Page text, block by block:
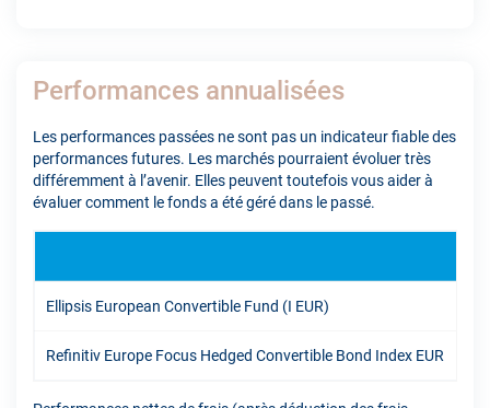
Performances annualisées
Les performances passées ne sont pas un indicateur fiable des
performances futures. Les marchés pourraient évoluer très
différemment à l’avenir. Elles peuvent toutefois vous aider à
évaluer comment le fonds a été géré dans le passé.
Ellipsis European Convertible Fund (I EUR)
Refinitiv Europe Focus Hedged Convertible Bond Index EUR